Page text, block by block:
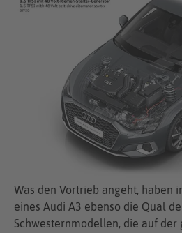
Was den Vortrieb angeht, haben
eines Audi A3 ebenso die Qual
Schwesternmodellen, die auf